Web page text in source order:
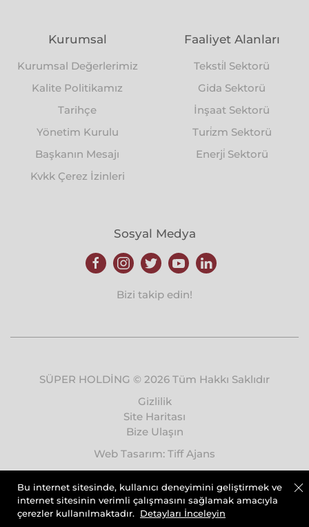
Kurumsal
Kurumsal Değerlerimiz
Kalite Politikamız
Tarihçe
Yönetim Kurulu
Başkanın Mesajı
Kvkk Çerez İzinleri
Faaliyet Alanları
Teksti̇l Sektorü
Gida Sektorü
İnşaat Sektorü
Turi̇zm Sektorü
Enerji̇ Sektorü
Sosyal Medya
Bizi takip edin!
SÜPER HOLDİNG © 2026 Tüm Hakkı Saklıdır
Gizlilik
Site Haritası
Bize Ulaşın
Web Tasarım: Tiff Ajans
Bu internet sitesinde, kullanıcı deneyimini geliştirmek ve
internet sitesinin verimli çalışmasını sağlamak amacıyla
çerezler kullanılmaktadır. Detayları İnceleyin